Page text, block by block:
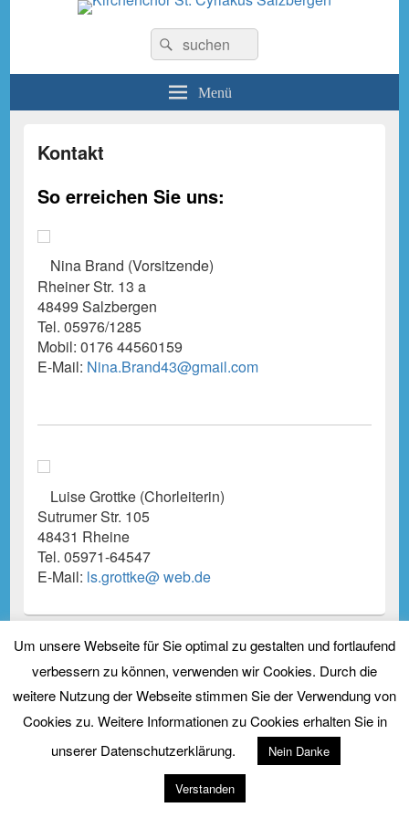
Kirchenchor St. Cyriakus
Salzbergen
Suchen
nach:
Suchen
Menü
Kontakt
So erreichen Sie uns:
Nina Brand (Vorsitzende)
Rheiner Str. 13 a
48499 Salzbergen
Tel. 05976/1285
Mobil: 0176 44560159
E-Mail: Nina.Brand43@gmail.com
Luise Grottke (Chorleiterin)
Sutrumer Str. 105
48431 Rheine
Tel. 05971-64547
E-Mail: ls.grottke@web.de
Copyright © 2026Kirchenchor St. Cyriakus Salzbergen. Alle Rechte vorbehalten.
Theme: Catch Box byCatch Themes
Um unsere Webseite für Sie optimal zu gestalten und fortlaufend
verbessern zu können, verwenden wir Cookies. Durch die
weitere Nutzung der Webseite stimmen Sie der Verwendung von
Cookies zu. Weitere Informationen zu Cookies erhalten Sie in
unserer Datenschutzerklärung.
Nein Danke
Verstanden